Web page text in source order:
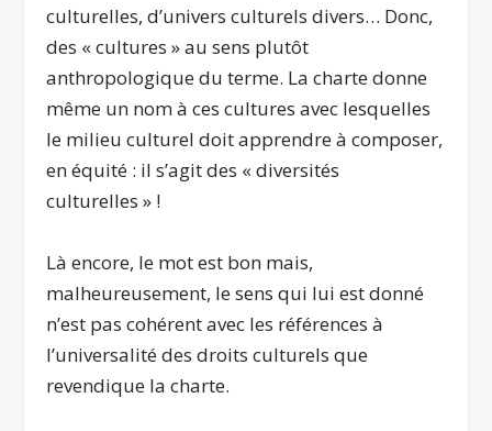
culturelles, d’univers culturels divers… Donc,
des « cultures » au sens plutôt
anthropologique du terme. La charte donne
même un nom à ces cultures avec lesquelles
le milieu culturel doit apprendre à composer,
en équité : il s’agit des « diversités
culturelles » !
Là encore, le mot est bon mais,
malheureusement, le sens qui lui est donné
n’est pas cohérent avec les références à
l’universalité des droits culturels que
revendique la charte.